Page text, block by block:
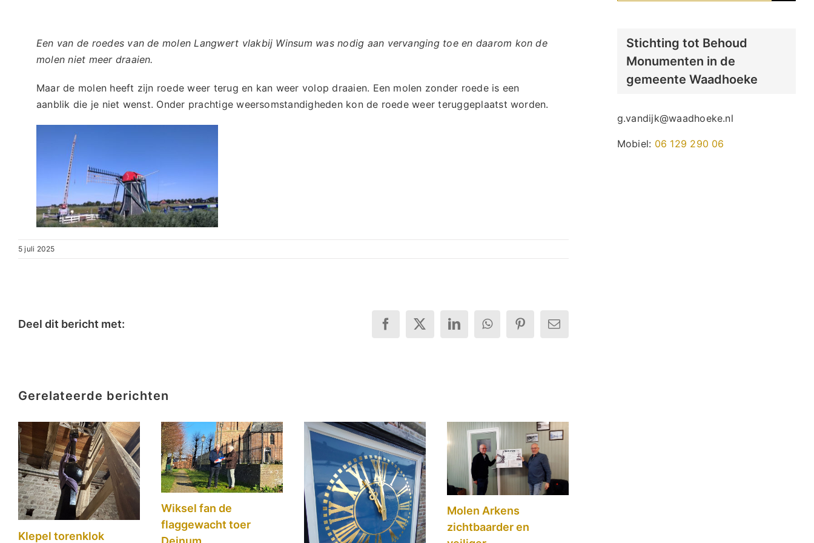
Een van de roedes van de molen Langwert vlakbij Winsum was nodig aan vervanging toe en daarom kon de
molen niet meer draaien.
Maar de molen heeft zijn roede weer terug en kan weer volop draaien. Een molen zonder roede is een
aanblik die je niet wenst. Onder prachtige weersomstandigheden kon de roede weer teruggeplaatst worden.
5 juli 2025
Deel dit bericht met: Facebook
X LinkedInWhatsAppPinterest
E-
Gerelateerde berichten
Klepel torenklok
Wiksel fan de
flaggewacht toer
Molen Arkens
zichtbaarder en
Stichting tot Behoud
Monumenten in de
gemeente Waadhoeke
g.vandijk@waadhoeke.nl
Mobiel: 06 129 290 06